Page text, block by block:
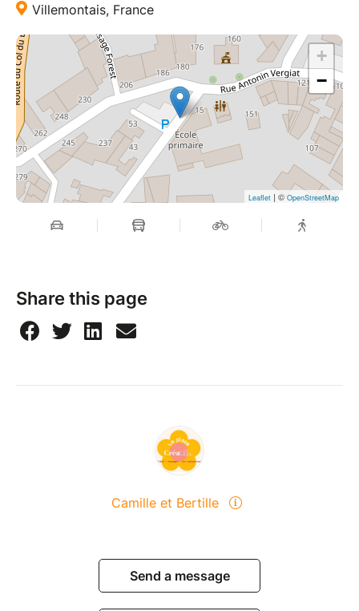
Villemontais, France
+
−
Leaflet | © OpenStreetMap
Share this page
Camille et Bertille
Send a message